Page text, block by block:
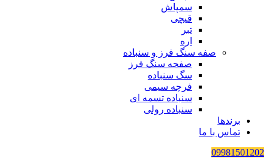
سمپاش
قیچی
تبر
اره
صفه سنگ فرز و سنباده
صفحه سنگ فرز
سگ سنباده
فرچه سیمی
سنباده تسمه ای
سنباده رولی
برندها
تماس با ما
09981501202